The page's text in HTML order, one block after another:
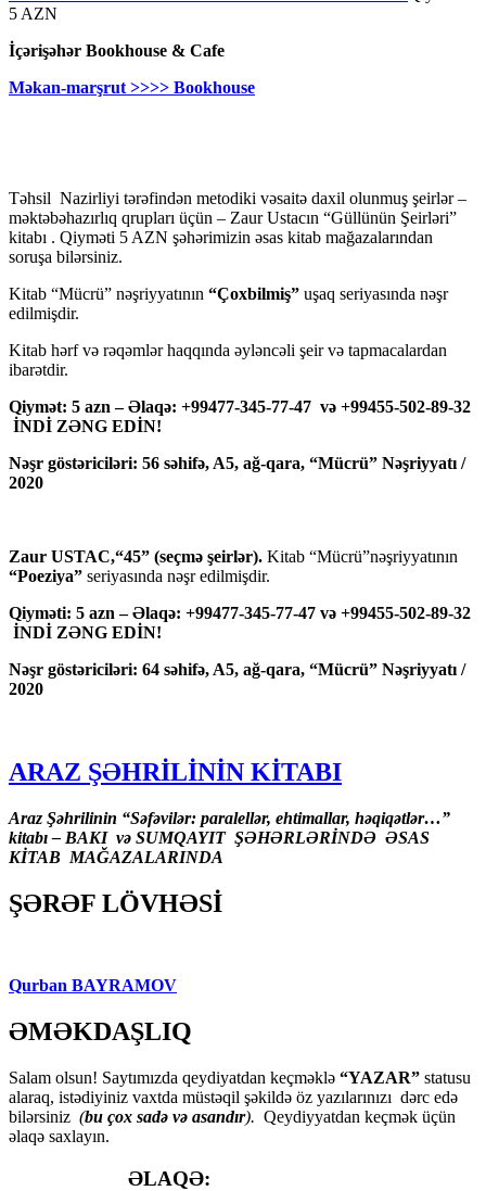
5 AZN
İçərişəhər Bookhouse & Cafe
Məkan-marşrut >>>> Bookhouse
Təhsil Nazirliyi tərəfindən metodiki vəsaitə daxil olunmuş şeirlər –
məktəbəhazırlıq qrupları üçün – Zaur Ustacın “Güllünün Şeirləri”
kitabı . Qiyməti 5 AZN şəhərimizin əsas kitab mağazalarından
soruşa bilərsiniz.
Kitab “Mücrü” nəşriyyatının “Çoxbilmiş” uşaq seriyasında nəşr
edilmişdir.
Kitab hərf və rəqəmlər haqqında əyləncəli şeir və tapmacalardan
ibarətdir.
Qiymət: 5 azn – Əlaqə: +99477-345-77-47 və +99455-502-89-32
İNDİ ZƏNG EDİN!
Nəşr göstəriciləri: 56 səhifə, A5, ağ-qara, “Mücrü” Nəşriyyatı /
2020
Zaur USTAC,“45” (seçmə şeirlər). Kitab “Mücrü”nəşriyyatının
“Poeziya” seriyasında nəşr edilmişdir.
Qiyməti: 5 azn – Əlaqə: +99477-345-77-47 və +99455-502-89-32
İNDİ ZƏNG EDİN!
Nəşr göstəriciləri: 64 səhifə, A5, ağ-qara, “Mücrü” Nəşriyyatı /
2020
ARAZ ŞƏHRİLİNİN KİTABI
Araz Şəhrilinin “Səfəvilər: paralellər, ehtimallar, həqiqətlər…”
kitabı – BAKI və SUMQAYIT ŞƏHƏRLƏRİNDƏ ƏSAS
KİTAB MAĞAZALARINDA
ŞƏRƏF LÖVHƏSİ
Qurban BAYRAMOV
ƏMƏKDAŞLIQ
Salam olsun! Saytımızda qeydiyatdan keçməklə “YAZAR” statusu
alaraq, istədiyiniz vaxtda müstəqil şəkildə öz yazılarınızı dərc edə
bilərsiniz (bu çox sadə və asandır). Qeydiyyatdan keçmək üçün
əlaqə saxlayın.
ƏLAQƏ: